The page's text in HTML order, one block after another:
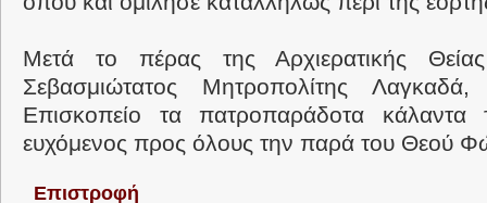
Μετά το πέρας της Αρχιερατικής
Σεβασμιώτατος Μητροπολίτης
Επισκοπείο τα πατροπαράδοτα κάλαντα
ευχόμενος προς όλους την παρά του Θεού
Επιστροφή